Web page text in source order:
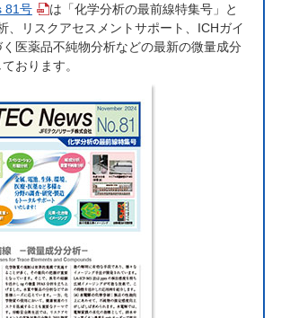
81号
は「化学分析の最前線特集号」と
、リスクアセスメントサポート、ICHガイ
く医薬品不純物分析などの最新の微量成分
おります。